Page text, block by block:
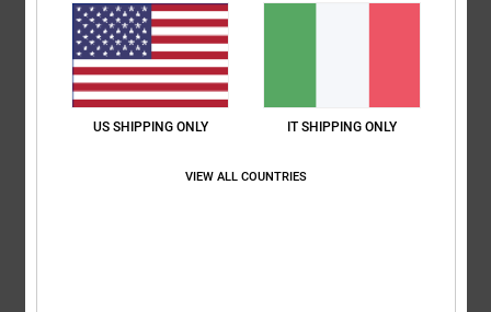
Punteggio medio
5.0 /5
US SHIPPING ONLY IT SHIPPING ONLY
VIEW ALL COUNTRIES